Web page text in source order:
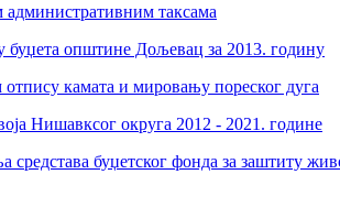
таксама
буџета општине Дољевац за 2013. годину
камата и мировању пореског дуга
Нишавксог округа 2012 - 2021. године
средстава буџетског фонда за заштиту